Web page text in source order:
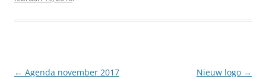
Berichtnavigatie
← Agenda november 2017
Nieuw logo →